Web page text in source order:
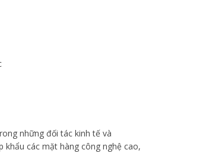
những đối tác kinh tế và
khẩu các mặt hàng công nghệ cao,